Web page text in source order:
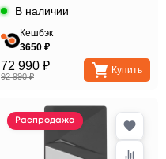
В наличии
Кешбэк
3650 ₽
72 990 ₽
92 990 ₽
Купить
Распродажа